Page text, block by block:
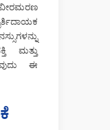
ಮತ್ತು
ಈ